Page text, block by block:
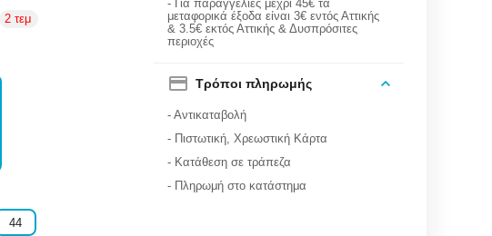
2 τεμ
44
- Για παραγγελίες μέχρι 45€ τα
μεταφορικά έξοδα είναι 3€ εντός Αττικής
& 3.5€ εκτός Αττικής & Δυσπρόσιτες
περιοχές
Τρόποι πληρωμής
- Αντικαταβολή
- Πιστωτική, Χρεωστική Κάρτα
- Κατάθεση σε τράπεζα
- Πληρωμή στο κατάστημα